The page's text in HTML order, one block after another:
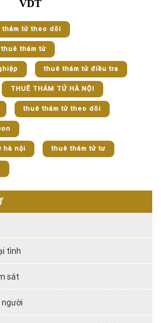
VDT
tử theo dõi
thuê thám tử
thuê thám tử điều tra
THUÊ THÁM TỬ HÀ NỘI
thuê thám tử theo dõi
hà nội thuê thám tử tư
tình
sát